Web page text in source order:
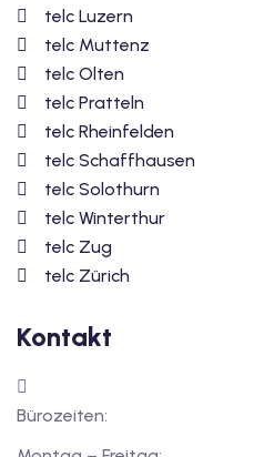
telc Luzern
telc Muttenz
telc Olten
telc Pratteln
telc Rheinfelden
telc Schaffhausen
telc Solothurn
telc Winterthur
telc Zug
telc Zürich
Kontakt
Bürozeiten: